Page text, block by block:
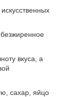
вкуса, а
сахар, яйцо